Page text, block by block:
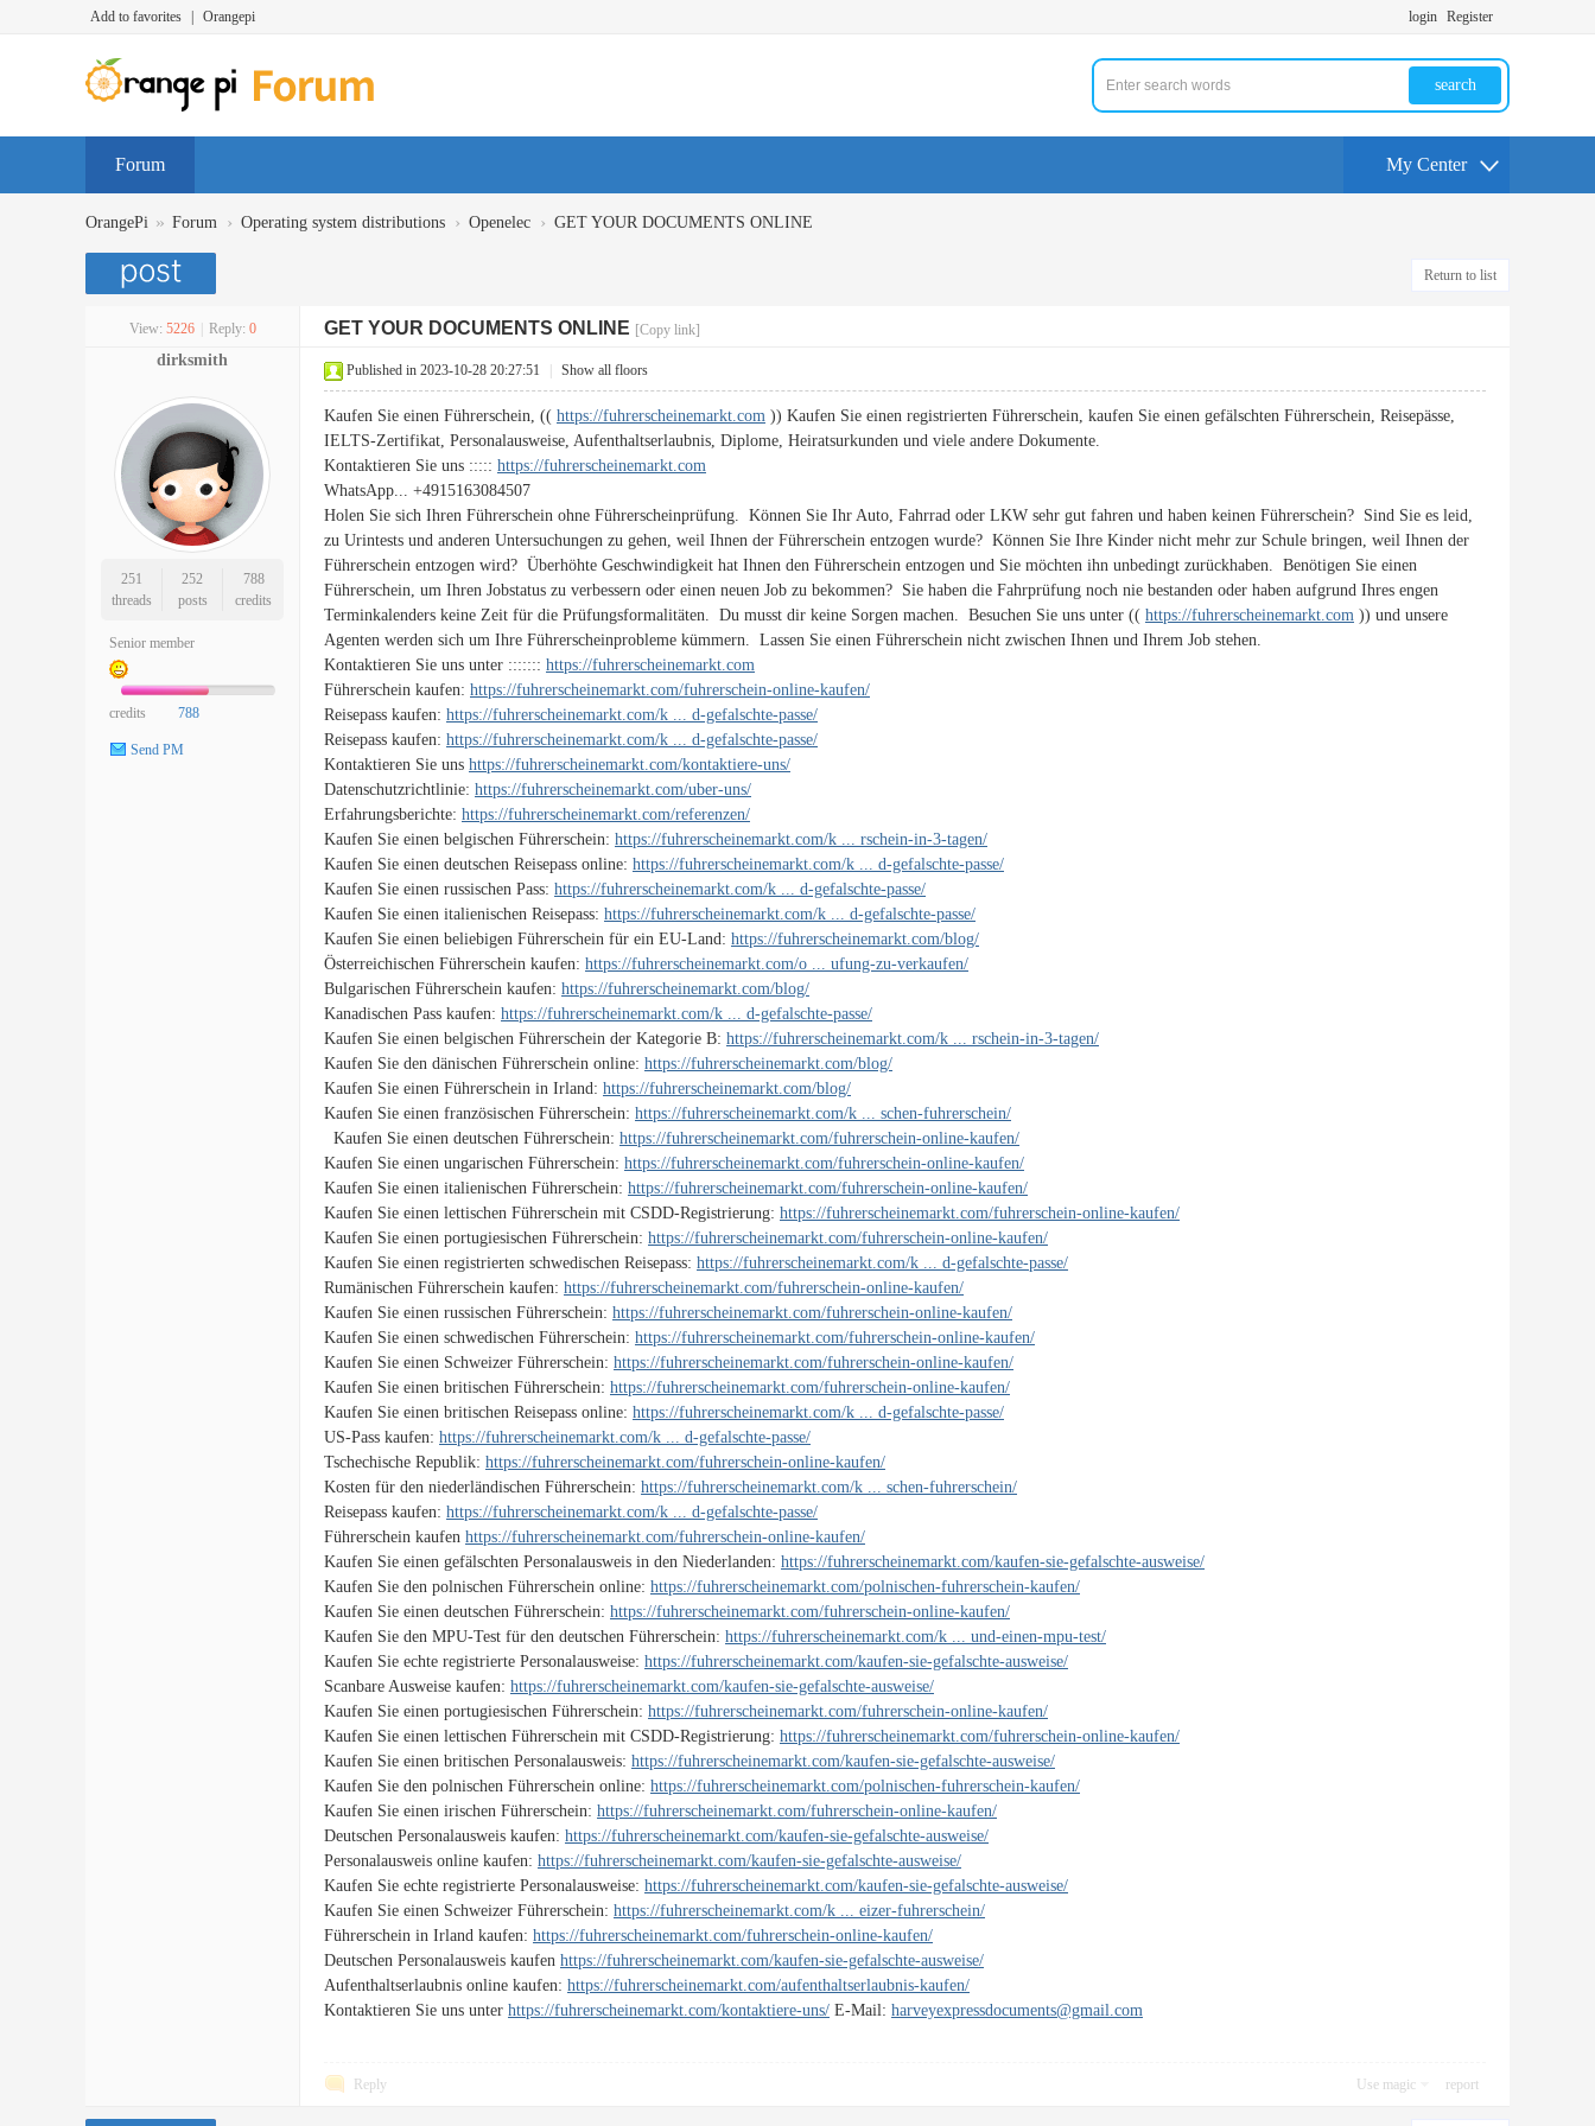
Add to favorites Orangepi login Register
search
Forum My Center
OrangePi » Forum › Operating system distributions › Openelec › GET YOUR DOCUMENTS ONLINE
Return to list
View: 5226 Reply: 0 GET YOUR DOCUMENTS ONLINE [Copy link]
dirksmith
251
threads
252
posts
788
credits
Senior member
credits 788
Send PM
Published in 2023-10-28 20:27:51 Show all floors
Kaufen Sie einen Führerschein, (( https://fuhrerscheinemarkt.com )) Kaufen Sie einen registrierten Führerschein, kaufen Sie einen gefälschten Führerschein, Reisepässe,
IELTS-Zertifikat, Personalausweise, Aufenthaltserlaubnis, Diplome, Heiratsurkunden und viele andere Dokumente.
Kontaktieren Sie uns ::::: https://fuhrerscheinemarkt.com
WhatsApp... +4915163084507
Holen Sie sich Ihren Führerschein ohne Führerscheinprüfung. Können Sie Ihr Auto, Fahrrad oder LKW sehr gut fahren und haben keinen Führerschein? Sind Sie es leid,
zu Urintests und anderen Untersuchungen zu gehen, weil Ihnen der Führerschein entzogen wurde? Können Sie Ihre Kinder nicht mehr zur Schule bringen, weil Ihnen der
Führerschein entzogen wird? Überhöhte Geschwindigkeit hat Ihnen den Führerschein entzogen und Sie möchten ihn unbedingt zurückhaben. Benötigen Sie einen
Führerschein, um Ihren Jobstatus zu verbessern oder einen neuen Job zu bekommen? Sie haben die Fahrprüfung noch nie bestanden oder haben aufgrund Ihres engen
Terminkalenders keine Zeit für die Prüfungsformalitäten. Du musst dir keine Sorgen machen. Besuchen Sie uns unter (( https://fuhrerscheinemarkt.com )) und unsere
Agenten werden sich um Ihre Führerscheinprobleme kümmern. Lassen Sie einen Führerschein nicht zwischen Ihnen und Ihrem Job stehen.
Kontaktieren Sie uns unter ::::::: https://fuhrerscheinemarkt.com
Führerschein kaufen: https://fuhrerscheinemarkt.com/fuhrerschein-online-kaufen/
Reisepass kaufen: https://fuhrerscheinemarkt.com/k ... d-gefalschte-passe/
Reisepass kaufen: https://fuhrerscheinemarkt.com/k ... d-gefalschte-passe/
Kontaktieren Sie uns https://fuhrerscheinemarkt.com/kontaktiere-uns/
Datenschutzrichtlinie: https://fuhrerscheinemarkt.com/uber-uns/
Erfahrungsberichte: https://fuhrerscheinemarkt.com/referenzen/
Kaufen Sie einen belgischen Führerschein: https://fuhrerscheinemarkt.com/k ... rschein-in-3-tagen/
Kaufen Sie einen deutschen Reisepass online: https://fuhrerscheinemarkt.com/k ... d-gefalschte-passe/
Kaufen Sie einen russischen Pass: https://fuhrerscheinemarkt.com/k ... d-gefalschte-passe/
Kaufen Sie einen italienischen Reisepass: https://fuhrerscheinemarkt.com/k ... d-gefalschte-passe/
Kaufen Sie einen beliebigen Führerschein für ein EU-Land: https://fuhrerscheinemarkt.com/blog/
Österreichischen Führerschein kaufen: https://fuhrerscheinemarkt.com/o ... ufung-zu-verkaufen/
Bulgarischen Führerschein kaufen: https://fuhrerscheinemarkt.com/blog/
Kanadischen Pass kaufen: https://fuhrerscheinemarkt.com/k ... d-gefalschte-passe/
Kaufen Sie einen belgischen Führerschein der Kategorie B: https://fuhrerscheinemarkt.com/k ... rschein-in-3-tagen/
Kaufen Sie den dänischen Führerschein online: https://fuhrerscheinemarkt.com/blog/
Kaufen Sie einen Führerschein in Irland: https://fuhrerscheinemarkt.com/blog/
Kaufen Sie einen französischen Führerschein: https://fuhrerscheinemarkt.com/k ... schen-fuhrerschein/
Kaufen Sie einen deutschen Führerschein: https://fuhrerscheinemarkt.com/fuhrerschein-online-kaufen/
Kaufen Sie einen ungarischen Führerschein: https://fuhrerscheinemarkt.com/fuhrerschein-online-kaufen/
Kaufen Sie einen italienischen Führerschein: https://fuhrerscheinemarkt.com/fuhrerschein-online-kaufen/
Kaufen Sie einen lettischen Führerschein mit CSDD-Registrierung: https://fuhrerscheinemarkt.com/fuhrerschein-online-kaufen/
Kaufen Sie einen portugiesischen Führerschein: https://fuhrerscheinemarkt.com/fuhrerschein-online-kaufen/
Kaufen Sie einen registrierten schwedischen Reisepass: https://fuhrerscheinemarkt.com/k ... d-gefalschte-passe/
Rumänischen Führerschein kaufen: https://fuhrerscheinemarkt.com/fuhrerschein-online-kaufen/
Kaufen Sie einen russischen Führerschein: https://fuhrerscheinemarkt.com/fuhrerschein-online-kaufen/
Kaufen Sie einen schwedischen Führerschein: https://fuhrerscheinemarkt.com/fuhrerschein-online-kaufen/
Kaufen Sie einen Schweizer Führerschein: https://fuhrerscheinemarkt.com/fuhrerschein-online-kaufen/
Kaufen Sie einen britischen Führerschein: https://fuhrerscheinemarkt.com/fuhrerschein-online-kaufen/
Kaufen Sie einen britischen Reisepass online: https://fuhrerscheinemarkt.com/k ... d-gefalschte-passe/
US-Pass kaufen: https://fuhrerscheinemarkt.com/k ... d-gefalschte-passe/
Tschechische Republik: https://fuhrerscheinemarkt.com/fuhrerschein-online-kaufen/
Kosten für den niederländischen Führerschein: https://fuhrerscheinemarkt.com/k ... schen-fuhrerschein/
Reisepass kaufen: https://fuhrerscheinemarkt.com/k ... d-gefalschte-passe/
Führerschein kaufen https://fuhrerscheinemarkt.com/fuhrerschein-online-kaufen/
Kaufen Sie einen gefälschten Personalausweis in den Niederlanden: https://fuhrerscheinemarkt.com/kaufen-sie-gefalschte-ausweise/
Kaufen Sie den polnischen Führerschein online: https://fuhrerscheinemarkt.com/polnischen-fuhrerschein-kaufen/
Kaufen Sie einen deutschen Führerschein: https://fuhrerscheinemarkt.com/fuhrerschein-online-kaufen/
Kaufen Sie den MPU-Test für den deutschen Führerschein: https://fuhrerscheinemarkt.com/k ... und-einen-mpu-test/
Kaufen Sie echte registrierte Personalausweise: https://fuhrerscheinemarkt.com/kaufen-sie-gefalschte-ausweise/
Scanbare Ausweise kaufen: https://fuhrerscheinemarkt.com/kaufen-sie-gefalschte-ausweise/
Kaufen Sie einen portugiesischen Führerschein: https://fuhrerscheinemarkt.com/fuhrerschein-online-kaufen/
Kaufen Sie einen lettischen Führerschein mit CSDD-Registrierung: https://fuhrerscheinemarkt.com/fuhrerschein-online-kaufen/
Kaufen Sie einen britischen Personalausweis: https://fuhrerscheinemarkt.com/kaufen-sie-gefalschte-ausweise/
Kaufen Sie den polnischen Führerschein online: https://fuhrerscheinemarkt.com/polnischen-fuhrerschein-kaufen/
Kaufen Sie einen irischen Führerschein: https://fuhrerscheinemarkt.com/fuhrerschein-online-kaufen/
Deutschen Personalausweis kaufen: https://fuhrerscheinemarkt.com/kaufen-sie-gefalschte-ausweise/
Personalausweis online kaufen: https://fuhrerscheinemarkt.com/kaufen-sie-gefalschte-ausweise/
Kaufen Sie echte registrierte Personalausweise: https://fuhrerscheinemarkt.com/kaufen-sie-gefalschte-ausweise/
Kaufen Sie einen Schweizer Führerschein: https://fuhrerscheinemarkt.com/k ... eizer-fuhrerschein/
Führerschein in Irland kaufen: https://fuhrerscheinemarkt.com/fuhrerschein-online-kaufen/
Deutschen Personalausweis kaufen https://fuhrerscheinemarkt.com/kaufen-sie-gefalschte-ausweise/
Aufenthaltserlaubnis online kaufen: https://fuhrerscheinemarkt.com/aufenthaltserlaubnis-kaufen/
Kontaktieren Sie uns unter https://fuhrerscheinemarkt.com/kontaktiere-uns/ E-Mail: harveyexpressdocuments@gmail.com
Reply Use magic report